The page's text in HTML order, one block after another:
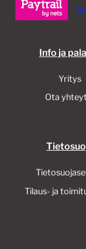
Info ja
Yritys
Ota
Tilaus- ja